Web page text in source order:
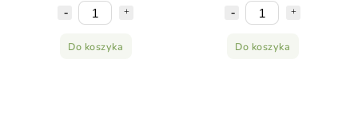
Do koszyka Do koszyka